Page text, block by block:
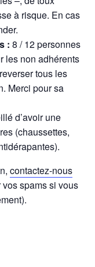
à risque. En cas
: 8 / 12 personnes
les non adhérents
tous les
Merci pour sa
d’avoir une
(chaussettes,
contactez-nous
vos spams si vous